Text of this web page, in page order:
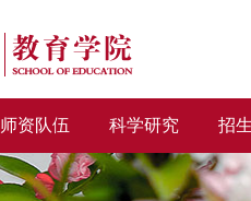
师资队伍 科学研究 招